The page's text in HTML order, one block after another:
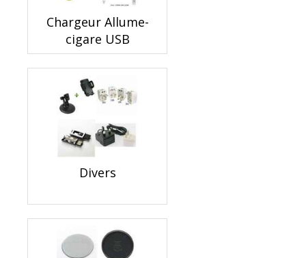
Chargeur Allume-
cigare USB
Divers